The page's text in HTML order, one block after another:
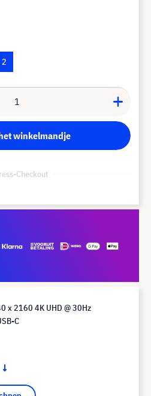
2
winkelmandje
Checkout
x 2160 4K UHD @ 30Hz
C